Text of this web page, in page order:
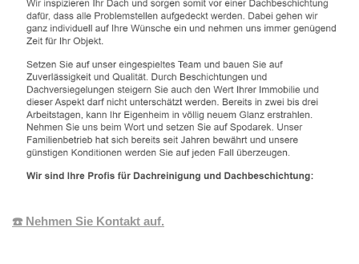
☎️ Nehmen Sie Kontakt auf.